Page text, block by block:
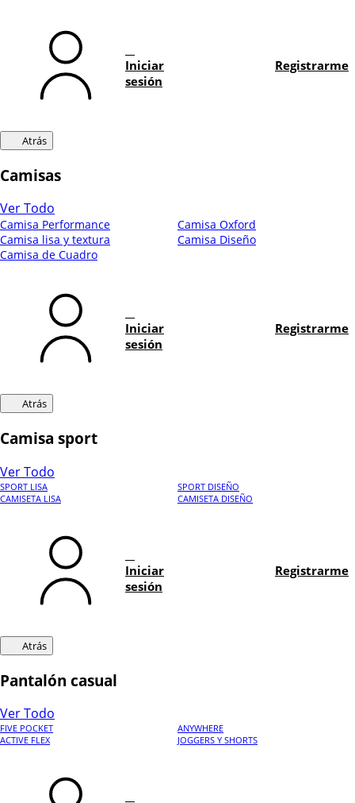
Iniciar
sesión
Registrarme
Atrás
Camisas
Ver Todo
Camisa Performance
Camisa Oxford
Camisa lisa y textura
Camisa Diseño
Camisa de Cuadro
Iniciar
sesión
Registrarme
Atrás
Camisa sport
Ver Todo
SPORT LISA
SPORT DISEÑO
CAMISETA LISA
CAMISETA DISEÑO
Iniciar
sesión
Registrarme
Atrás
Pantalón casual
Ver Todo
FIVE POCKET
ANYWHERE
ACTIVE FLEX
JOGGERS Y SHORTS